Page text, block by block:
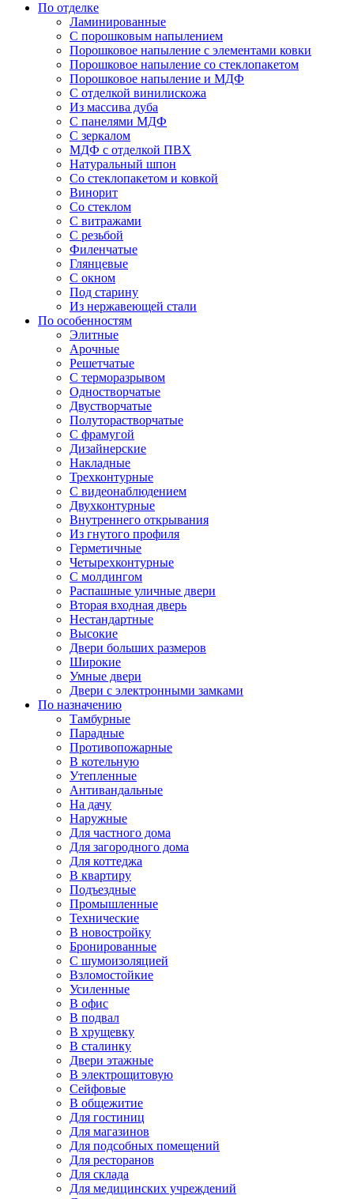
По отделке
Ламинированные
С порошковым напылением
Порошковое напыление с элементами ковки
Порошковое напыление со стеклопакетом
Порошковое напыление и МДФ
С отделкой винилискожа
Из массива дуба
С панелями МДФ
С зеркалом
МДФ с отделкой ПВХ
Натуральный шпон
Со стеклопакетом и ковкой
Винорит
Со стеклом
С витражами
С резьбой
Филенчатые
Глянцевые
С окном
Под старину
Из нержавеющей стали
По особенностям
Элитные
Арочные
Решетчатые
С терморазрывом
Одностворчатые
Двустворчатые
Полуторастворчатые
С фрамугой
Дизайнерские
Накладные
Трехконтурные
С видеонаблюдением
Двухконтурные
Внутреннего открывания
Из гнутого профиля
Герметичные
Четырехконтурные
С молдингом
Распашные уличные двери
Вторая входная дверь
Нестандартные
Высокие
Двери больших размеров
Широкие
Умные двери
Двери с электронными замками
По назначению
Тамбурные
Парадные
Противопожарные
В котельную
Утепленные
Антивандальные
На дачу
Наружные
Для частного дома
Для загородного дома
Для коттеджа
В квартиру
Подъездные
Промышленные
Технические
В новостройку
Бронированные
С шумоизоляцией
Взломостойкие
Усиленные
В офис
В подвал
В хрущевку
В сталинку
Двери этажные
В электрощитовую
Сейфовые
В общежитие
Для гостиниц
Для магазинов
Для подсобных помещений
Для ресторанов
Для склада
Для медицинских учреждений